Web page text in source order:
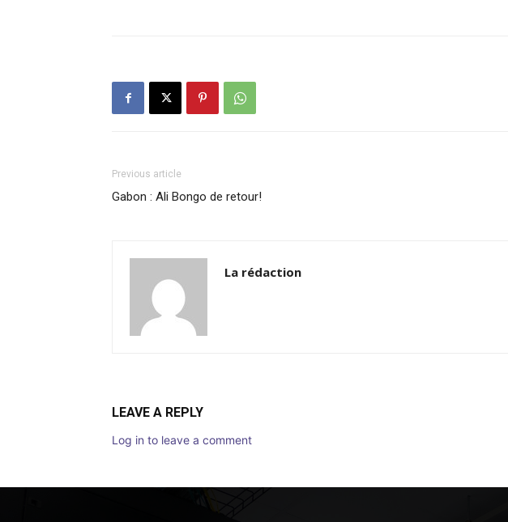
Previous article
Gabon : Ali Bongo de retour!
La rédaction
LEAVE A REPLY
Log in to leave a comment